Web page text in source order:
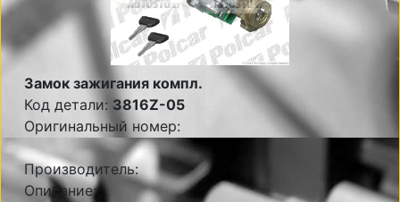
Замок зажигания компл.
Код детали: 3816Z-05
Оригинальный номер:
Производитель:
Описание: